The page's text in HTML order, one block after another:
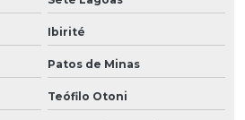
Ibirité
Patos de Minas
Teófilo Otoni